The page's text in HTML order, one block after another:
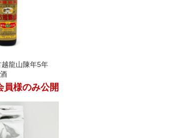
越龍山陳年5年
員様のみ公開